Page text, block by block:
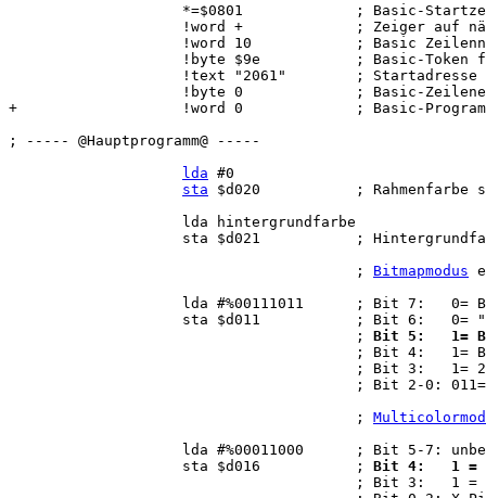
*=$0801             ; Basic-
!word +             ; Zeiger auf
!word 10            ; Basic
!byte $9e           ; Basic-Token
!text "2061"        ; Startadresse
!byte 0             ; Basic-
+                   !word 0             ; Basic-
; ----- @Hauptprogramm@ -----
lda #0
sta $d020           ; Rahmenfarbe
                    lda hintergrundfarbe
sta $d021           ;
                                        ;
Bitmapmodus
lda #%00111011      ; Bit 7:   0=
sta $d011           ; Bit 6:   0=
                                        ;
Bit 5:   1=
; Bit 4:   1=
; Bit 3:   1=
; Bit 2-0:
                                        ;
lda #%00011000      ; Bit 5-7:
                    sta $d016           ;
Bit 4:   1 =
; Bit 3:   1 =